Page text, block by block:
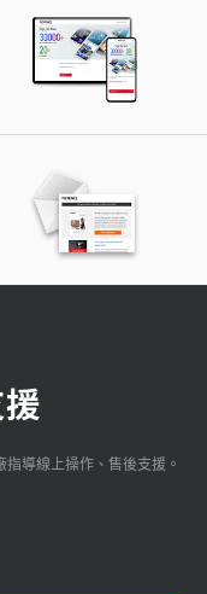
導線上操作、售後支援。